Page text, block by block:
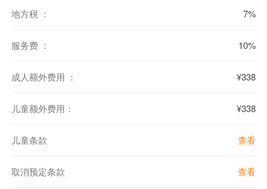
该别墅不接受加床
私人泳池
（15*5米）
卫星电视
设施齐全的厨房
烧烤设备
会议室（带有投影仪和大屏幕）
地方税 ： 7%
服务费 ： 10%
成人额外费用 ： ¥338
儿童额外费用： ¥338
儿童条款 查看
取消预定条款 查看